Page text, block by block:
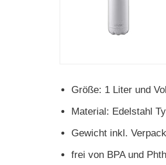
Größe: 1 Liter und
Material: Edelstahl
Gewicht inkl.
frei von BPA und